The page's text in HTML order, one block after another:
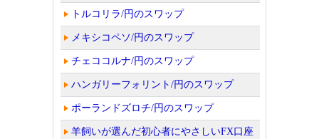
トルコリラ/円のスワップ
メキシコペソ/円のスワップ
チェココルナ/円のスワップ
ハンガリーフォリント/円のスワップ
ポーランドズロチ/円のスワップ
羊飼いが選んだ初心者にやさしいFX口座